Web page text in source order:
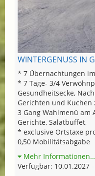
WINTERGENUSS IN
* 7 Übernachtungen
* 7 Tage- 3/4
Gesundheitsecke,
Gerichten und Kuchen
3 Gang Wahlmenü am
Gerichte, Salatbuffet,
* exclusive Ortstaxe
0,50 Mobilitätsabgabe
Mehr Informationen...
Verfügbar: 10.01.2027